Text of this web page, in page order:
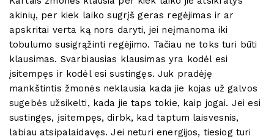
akinių, per kiek laiko sugrįš geras regėjimas ir ar
apskritai verta ką nors daryti, jei neįmanoma iki
tobulumo susigrąžinti regėjimo. Tačiau ne toks turi būti
klausimas. Svarbiausias klausimas yra kodėl esi
įsitempęs ir kodėl esi sustingęs. Juk pradėję
mankštintis žmonės neklausia kada jie kojas už galvos
sugebės užsikelti, kada jie taps tokie, kaip jogai. Jei esi
sustingęs, įsitempęs, dirbk, kad taptum laisvesnis,
labiau atsipalaidavęs. Jei neturi energijos, tiesiog turi